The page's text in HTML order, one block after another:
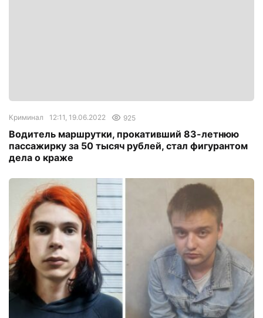
Криминал 12:11, 19.06.2022 925
Водитель маршрутки, прокативший 83-летнюю
пассажирку за 50 тысяч рублей, стал фигурантом
дела о краже